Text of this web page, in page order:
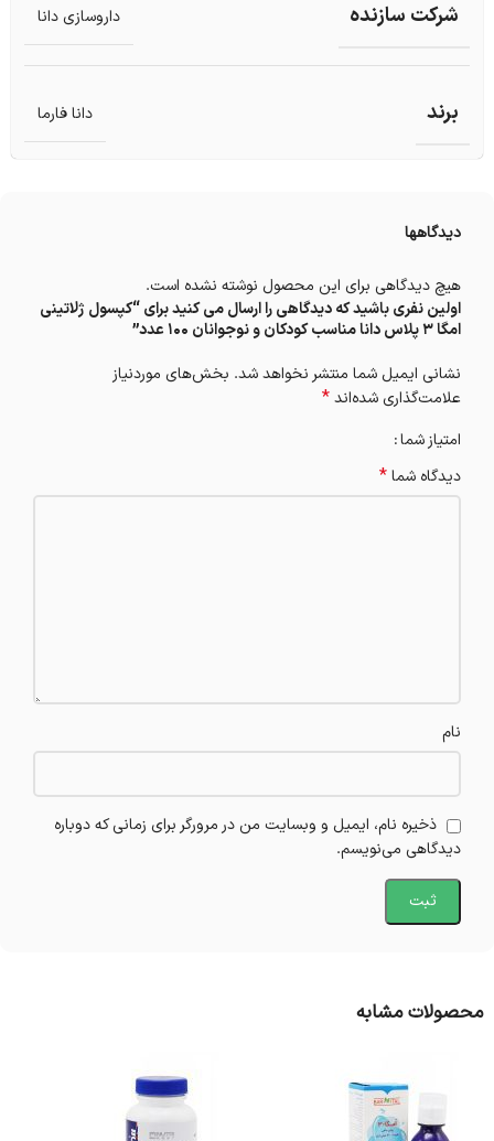
شرکت سازنده داروسازی دانا
برند دانا فارما
دیدگاهها
هیچ دیدگاهی برای این محصول نوشته نشده است.
اولین نفری باشید که دیدگاهی را ارسال می کنید برای “کپسول ژلاتینی
امگا 3 پلاس دانا مناسب کودکان و نوجوانان 100 عدد”
نشانی ایمیل شما منتشر نخواهد شد. بخش‌های موردنیاز
علامت‌گذاری شده‌اند*
امتیاز شما
دیدگاه شما*
نام
ذخیره نام، ایمیل و وبسایت من در مرورگر برای زمانی که دوباره
دیدگاهی می‌نویسم.
محصولات مشابه